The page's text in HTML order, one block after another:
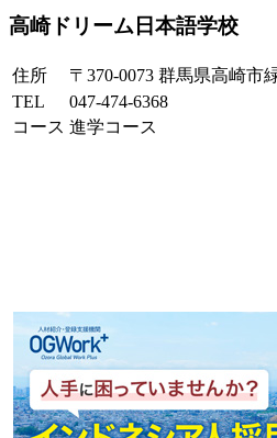
高崎ドリーム日本語学校
住所
〒370-0073 群馬県高崎市
TEL
047-474-6368
コース 進学コース